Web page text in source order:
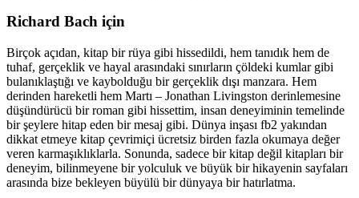
Richard Bach için
Birçok açıdan, kitap bir rüya gibi hissedildi, hem tanıdık hem de
tuhaf, gerçeklik ve hayal arasındaki sınırların çöldeki kumlar gibi
bulanıklaştığı ve kaybolduğu bir gerçeklik dışı manzara. Hem
derinden hareketli hem Martı – Jonathan Livingston derinlemesine
düşündürücü bir roman gibi hissettim, insan deneyiminin temelinde
bir şeylere hitap eden bir mesaj gibi. Dünya inşası fb2 yakından
dikkat etmeye kitap çevrimiçi ücretsiz birden fazla okumaya değer
veren karmaşıklıklarla. Sonunda, sadece bir kitap değil kitapları bir
deneyim, bilinmeyene bir yolculuk ve büyük bir hikayenin sayfaları
arasında bize bekleyen büyülü bir dünyaya bir hatırlatma.